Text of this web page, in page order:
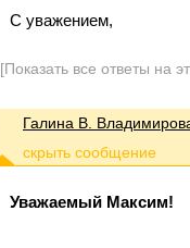
С уважением,
[Показать все ответы на
Галина В.
Уважаемый Максим!